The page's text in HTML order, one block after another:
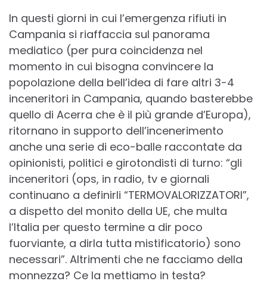
In questi giorni in cui l’emergenza rifiuti in
Campania si riaffaccia sul panorama
mediatico (per pura coincidenza nel
momento in cui bisogna convincere la
popolazione della bell’idea di fare altri 3-4
inceneritori in Campania, quando basterebbe
quello di Acerra che è il più grande d’Europa),
ritornano in supporto dell’incenerimento
anche una serie di eco-balle raccontate da
opinionisti, politici e girotondisti di turno: “gli
inceneritori (ops, in radio, tv e giornali
continuano a definirli “TERMOVALORIZZATORI”,
a dispetto del monito della UE, che multa
l’Italia per questo termine a dir poco
fuorviante, a dirla tutta mistificatorio) sono
necessari”. Altrimenti che ne facciamo della
monnezza? Ce la mettiamo in testa?